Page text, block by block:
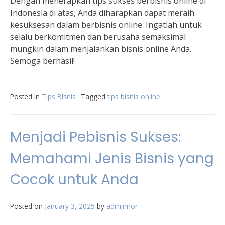
Indonesia di atas, Anda diharapkan dapat meraih
kesuksesan dalam berbisnis online. Ingatlah untuk
selalu berkomitmen dan berusaha semaksimal
mungkin dalam menjalankan bisnis online Anda.
Semoga berhasil!
Posted in Tips Bisnis Tagged tips bisnis online
Menjadi Pebisnis Sukses:
Memahami Jenis Bisnis yang
Cocok untuk Anda
Posted on January 3, 2025 by adminnor